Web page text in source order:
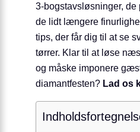
3-bogstavsløsninger,
de lidt længere
tips, der får dig til at se
tørrer. Klar til at løse
og måske imponere
diamantfesten? Lad os